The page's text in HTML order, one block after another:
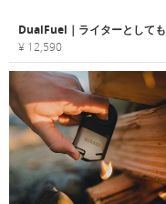
¥ 12,590